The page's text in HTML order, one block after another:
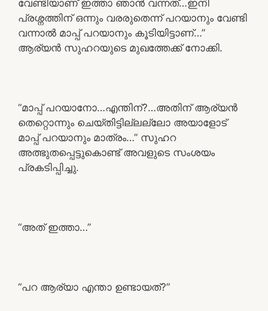
വേണ്ടിയാണ് ഇത്താ ഞാൻ വന്നത്…ഇനി
പ്രശ്നത്തിന് ഒന്നും വരരുതെന്ന് പറയാനും വേണ്ടി
വന്നാൽ മാപ്പ് പറയാനും കൂടിയിട്ടാണ്…”
ആര്യൻ സുഹറയുടെ മുഖത്തേക്ക് നോക്കി.
“മാപ്പ് പറയാനോ…എന്തിന്?…അതിന് ആര്യൻ
തെറ്റൊന്നും ചെയ്തിട്ടില്ലല്ലോ അയാളോട്
മാപ്പ് പറയാനും മാത്രം…” സുഹറ
അത്ഭുതപ്പെട്ടുകൊണ്ട് അവളുടെ സംശയം
പ്രകടിപ്പിച്ചു.
“അത് ഇത്താ…”
“പറ ആര്യാ എന്താ ഉണ്ടായത്?”